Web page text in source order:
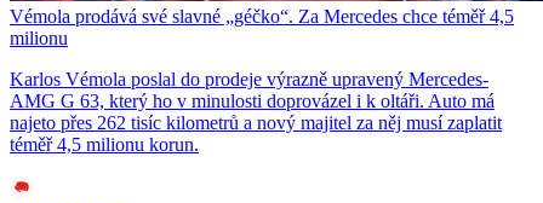
Vémola prodává své slavné „géčko“. Za Mercedes chce téměř 4,5
milionu
Karlos Vémola poslal do prodeje výrazně upravený Mercedes-
AMG G 63, který ho v minulosti doprovázel i k oltáři. Auto má
najeto přes 262 tisíc kilometrů a nový majitel za něj musí zaplatit
téměř 4,5 milionu korun.